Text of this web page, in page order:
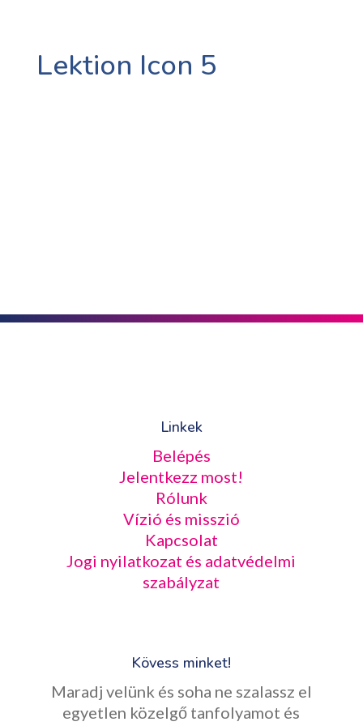
Lektion Icon 5
Linkek
Belépés
Jelentkezz most!
Rólunk
Vízió és misszió
Kapcsolat
Jogi nyilatkozat és adatvédelmi
szabályzat
Kövess minket!
Maradj velünk és soha ne szalassz el
egyetlen közelgő tanfolyamot és